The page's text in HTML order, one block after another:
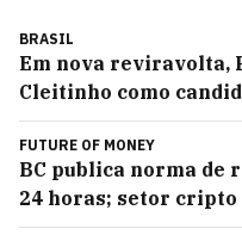
BRASIL
Em nova reviravolta,
Cleitinho como
FUTURE OF MONEY
BC publica norma de
24 horas; setor cripto